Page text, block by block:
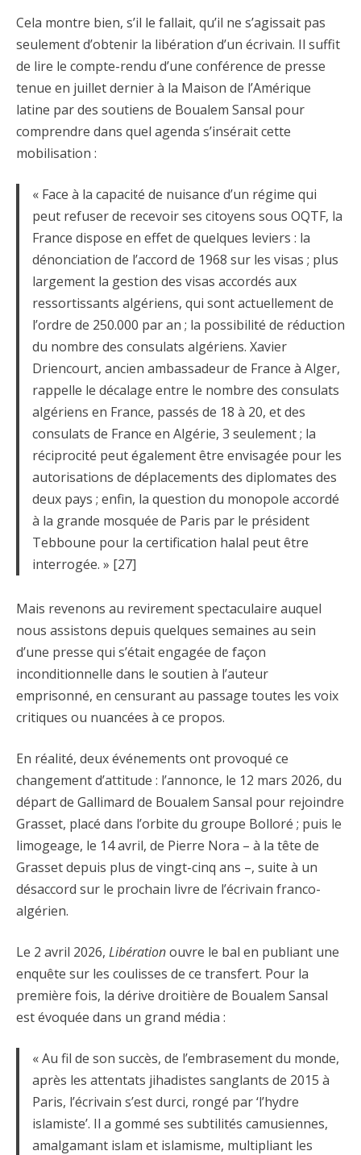
Cela montre bien, s’il le fallait, qu’il ne s’agissait pas
seulement d’obtenir la libération d’un écrivain. Il suffit
de lire le compte-rendu d’une conférence de presse
tenue en juillet dernier à la Maison de l’Amérique
latine par des soutiens de Boualem Sansal pour
comprendre dans quel agenda s’insérait cette
mobilisation :
« Face à la capacité de nuisance d’un régime qui
peut refuser de recevoir ses citoyens sous OQTF, la
France dispose en effet de quelques leviers : la
dénonciation de l’accord de 1968 sur les visas ; plus
largement la gestion des visas accordés aux
ressortissants algériens, qui sont actuellement de
l’ordre de 250.000 par an ; la possibilité de réduction
du nombre des consulats algériens. Xavier
Driencourt, ancien ambassadeur de France à Alger,
rappelle le décalage entre le nombre des consulats
algériens en France, passés de 18 à 20, et des
consulats de France en Algérie, 3 seulement ; la
réciprocité peut également être envisagée pour les
autorisations de déplacements des diplomates des
deux pays ; enfin, la question du monopole accordé
à la grande mosquée de Paris par le président
Tebboune pour la certification halal peut être
interrogée. » [27]
Mais revenons au revirement spectaculaire auquel
nous assistons depuis quelques semaines au sein
d’une presse qui s’était engagée de façon
inconditionnelle dans le soutien à l’auteur
emprisonné, en censurant au passage toutes les voix
critiques ou nuancées à ce propos.
En réalité, deux événements ont provoqué ce
changement d’attitude : l’annonce, le 12 mars 2026, du
départ de Gallimard de Boualem Sansal pour rejoindre
Grasset, placé dans l’orbite du groupe Bolloré ; puis le
limogeage, le 14 avril, de Pierre Nora – à la tête de
Grasset depuis plus de vingt-cinq ans –, suite à un
désaccord sur le prochain livre de l’écrivain franco-
algérien.
Le 2 avril 2026, Libérationouvre le bal en publiant une
enquête sur les coulisses de ce transfert. Pour la
première fois, la dérive droitière de Boualem Sansal
est évoquée dans un grand média :
« Au fil de son succès, de l’embrasement du monde,
après les attentats jihadistes sanglants de 2015 à
Paris, l’écrivain s’est durci, rongé par ‘l’hydre
islamiste’. Il a gommé ses subtilités camusiennes,
amalgamant islam et islamisme, multipliant les